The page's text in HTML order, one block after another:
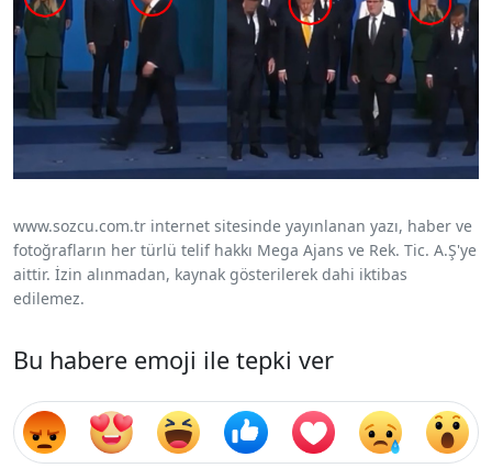
www.sozcu.com.tr internet sitesinde yayınlanan yazı, haber ve
fotoğrafların her türlü telif hakkı Mega Ajans ve Rek. Tic. A.Ş'ye
aittir. İzin alınmadan, kaynak gösterilerek dahi iktibas
edilemez.
Bu habere emoji ile tepki ver